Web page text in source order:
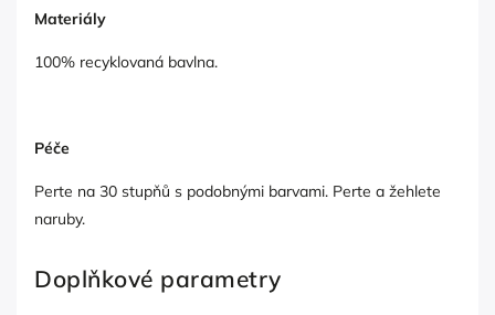
Materiály
100% recyklovaná bavlna.
Péče
Perte na 30 stupňů s podobnými barvami. Perte a žehlete
naruby.
Doplňkové parametry